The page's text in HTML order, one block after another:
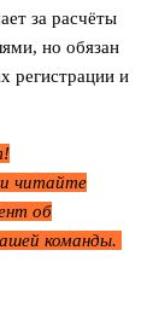
за расчёты
но обязан
регистрации и
и читайте
об
команды.